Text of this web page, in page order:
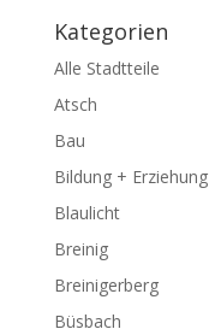
Kategorien
Alle Stadtteile
Atsch
Bau
Bildung + Erziehung
Blaulicht
Breinig
Breinigerberg
Büsbach